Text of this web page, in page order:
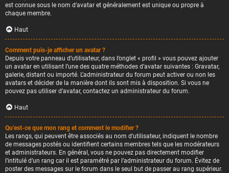
est connue sous le nom d’avatar et généralement est unique ou propre à
chaque membre.
Haut
Comment puis-je afficher un avatar ?
Depuis votre panneau d’utilisateur, dans l’onglet « profil » vous pouvez ajouter
un avatar en utilisant l’une des quatre méthodes d’avatar suivantes : Gravatar,
galerie, distant ou importé. L’administrateur du forum peut activer ou non les
avatars et décider de la manière dont ils sont mis à disposition. Si vous ne
pouvez pas utiliser d’avatar, contactez un administrateur du forum.
Haut
Qu’est-ce que mon rang et comment le modifier ?
Les rangs, qui peuvent être associés au nom d’utilisateur, indiquent le nombre
de messages postés ou identifient certains membres tels que les modérateurs
et administrateurs. En général, vous ne pouvez pas directement modifier
l’intitulé d’un rang car il est paramétré par l’administrateur du forum. Évitez de
poster des messages sur le forum dans le seul but de passer au rang supérieur.